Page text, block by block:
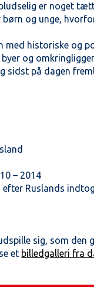
er noget
og unge,
med historiske og
og
sidst på dagen
– 2014
efter Ruslands indtog
sig, som den
et billedgalleri fra